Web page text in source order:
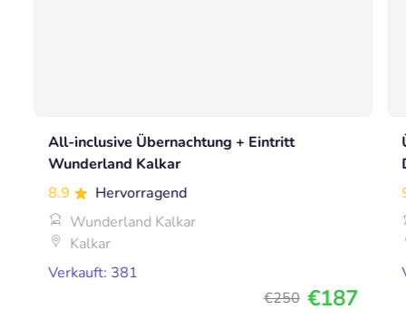
All-inclusive Übernachtung + Eintritt
Wunderland Kalkar
8.9
Hervorragend
Wunderland Kalkar
Kalkar
Verkauft: 381
€250 €187